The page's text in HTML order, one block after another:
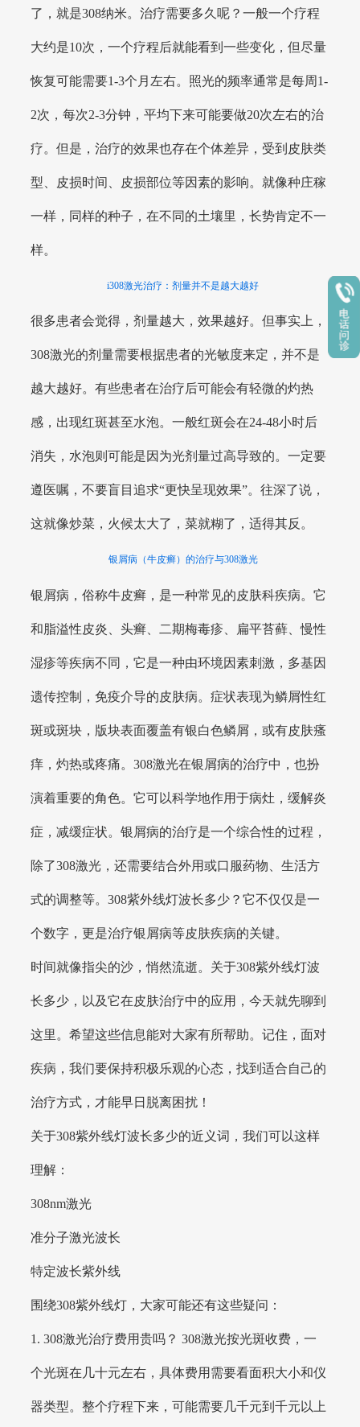
了，就是308纳米。治疗需要多久呢？一般一个疗程
大约是10次，一个疗程后就能看到一些变化，但尽量
恢复可能需要1-3个月左右。照光的频率通常是每周1-
2次，每次2-3分钟，平均下来可能要做20次左右的治
疗。但是，治疗的效果也存在个体差异，受到皮肤类
型、皮损时间、皮损部位等因素的影响。就像种庄稼
一样，同样的种子，在不同的土壤里，长势肯定不一
样。
i308激光治疗：剂量并不是越大越好
很多患者会觉得，剂量越大，效果越好。但事实上，
308激光的剂量需要根据患者的光敏度来定，并不是
越大越好。有些患者在治疗后可能会有轻微的灼热
感，出现红斑甚至水泡。一般红斑会在24-48小时后
消失，水泡则可能是因为光剂量过高导致的。一定要
遵医嘱，不要盲目追求“更快呈现效果”。往深了说，
这就像炒菜，火候太大了，菜就糊了，适得其反。
银屑病（牛皮癣）的治疗与308激光
银屑病，俗称牛皮癣，是一种常见的皮肤科疾病。它
和脂溢性皮炎、头癣、二期梅毒疹、扁平苔藓、慢性
湿疹等疾病不同，它是一种由环境因素刺激，多基因
遗传控制，免疫介导的皮肤病。症状表现为鳞屑性红
斑或斑块，版块表面覆盖有银白色鳞屑，或有皮肤瘙
痒，灼热或疼痛。308激光在银屑病的治疗中，也扮
演着重要的角色。它可以科学地作用于病灶，缓解炎
症，减缓症状。银屑病的治疗是一个综合性的过程，
除了308激光，还需要结合外用或口服药物、生活方
式的调整等。308紫外线灯波长多少？它不仅仅是一
个数字，更是治疗银屑病等皮肤疾病的关键。
时间就像指尖的沙，悄然流逝。关于308紫外线灯波
长多少，以及它在皮肤治疗中的应用，今天就先聊到
这里。希望这些信息能对大家有所帮助。记住，面对
疾病，我们要保持积极乐观的心态，找到适合自己的
治疗方式，才能早日脱离困扰！
关于308紫外线灯波长多少的近义词，我们可以这样
理解：
308nm激光
准分子激光波长
特定波长紫外线
围绕308紫外线灯，大家可能还有这些疑问：
1. 308激光治疗费用贵吗？ 308激光按光斑收费，一
个光斑在几十元左右，具体费用需要看面积大小和仪
器类型。整个疗程下来，可能需要几千元到千元以上